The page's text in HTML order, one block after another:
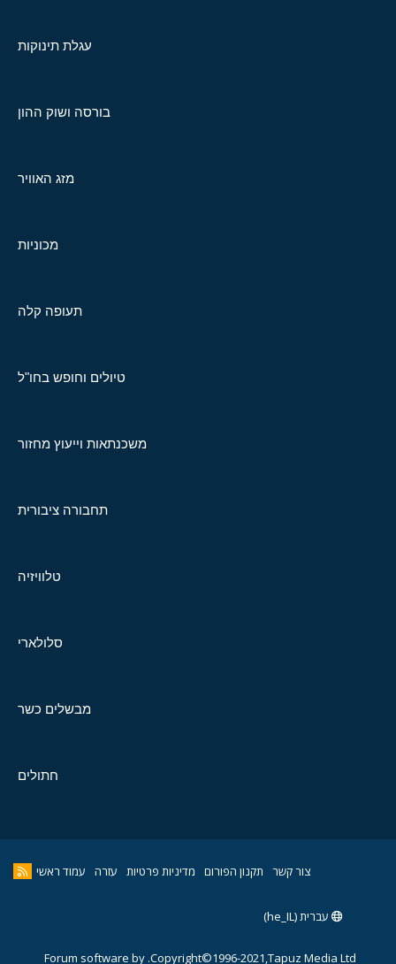
עגלת תינוקות
בורסה ושוק ההון
מזג האוויר
מכוניות
תעופה קלה
טיולים וחופש בחו"ל
משכנתאות וייעוץ מחזור
תחבורה ציבורית
טלוויזיה
סלולארי
מבשלים כשר
חתולים
צור קשר תקנון הפורום מדיניות פרטיות עזרה עמוד ראשי
עברית (he_IL)
Copyright©1996-2021,Tapuz Media Ltd.
Forum software by